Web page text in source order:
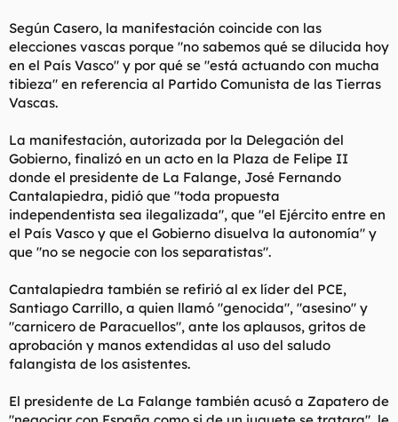
Según Casero, la manifestación coincide con las
elecciones vascas porque "no sabemos qué se dilucida hoy
en el País Vasco" y por qué se "está actuando con mucha
tibieza" en referencia al Partido Comunista de las Tierras
Vascas.
La manifestación, autorizada por la Delegación del
Gobierno, finalizó en un acto en la Plaza de Felipe II
donde el presidente de La Falange, José Fernando
Cantalapiedra, pidió que "toda propuesta
independentista sea ilegalizada", que "el Ejército entre en
el País Vasco y que el Gobierno disuelva la autonomía" y
que "no se negocie con los separatistas".
Cantalapiedra también se refirió al ex líder del PCE,
Santiago Carrillo, a quien llamó "genocida", "asesino" y
"carnicero de Paracuellos", ante los aplausos, gritos de
aprobación y manos extendidas al uso del saludo
falangista de los asistentes.
El presidente de La Falange también acusó a Zapatero de